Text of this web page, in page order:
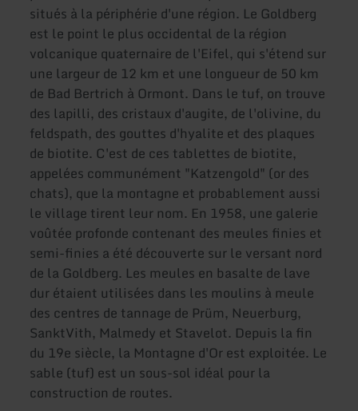
situés à la périphérie d'une région. Le Goldberg
est le point le plus occidental de la région
volcanique quaternaire de l'Eifel, qui s'étend sur
une largeur de 12 km et une longueur de 50 km
de Bad Bertrich à Ormont. Dans le tuf, on trouve
des lapilli, des cristaux d'augite, de l'olivine, du
feldspath, des gouttes d'hyalite et des plaques
de biotite. C'est de ces tablettes de biotite,
appelées communément "Katzengold" (or des
chats), que la montagne et probablement aussi
le village tirent leur nom. En 1958, une galerie
voûtée profonde contenant des meules finies et
semi-finies a été découverte sur le versant nord
de la Goldberg. Les meules en basalte de lave
dur étaient utilisées dans les moulins à meule
des centres de tannage de Prüm, Neuerburg,
SanktVith, Malmedy et Stavelot. Depuis la fin
du 19e siècle, la Montagne d'Or est exploitée. Le
sable (tuf) est un sous-sol idéal pour la
construction de routes.